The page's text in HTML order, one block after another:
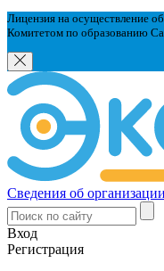
Лицензия на осуществление
Комитетом по образованию
Сведения об
Вход
Регистрация